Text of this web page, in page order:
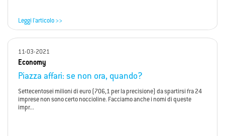
Leggi l'articolo >>
11-03-2021
Economy
Piazza affari: se non ora, quando?
Settecentosei milioni di euro (706,1 per la precisione) da spartirsi fra 24
imprese non sono certo noccioline. Facciamo anche i nomi di queste
impr...